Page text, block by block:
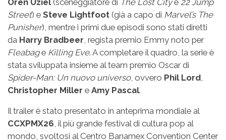
Street) e Steve Lightfoot (già a capo di Marvel’s The
Punisher), mentre i primi due episodi sono stati diretti
da Harry Bradbeer , regista premio Emmy noto per
Fleabage Killing Eve. A completare il quadro, la serie è
stata sviluppata insieme al team premio Oscar di
Spider-Man: Un nuovo universo, ovvero Phil Lord
Christopher Miller e Amy Pascal.
Il trailer è stato presentato in anteprima mondiale al
CCXPMX26 , il più grande festival di cultura pop al
mondo, svoltosi al Centro Banamex Convention Center